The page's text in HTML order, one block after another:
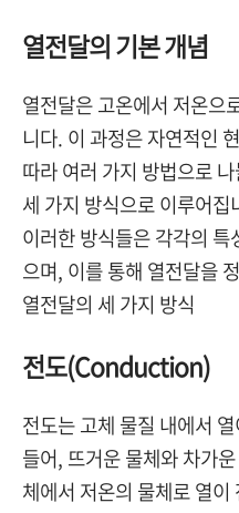
열전달의 기본 개념
열전달은 고온에서 저온으
니다. 이 과정은 자연적인
따라 여러 가지 방법으로
세 가지 방식으로 이루어
이러한 방식들은 각각의
으며, 이를 통해 열전달을
열전달의 세 가지 방식
전도(Conduction)
전도는 고체 물질 내에서
들어, 뜨거운 물체와 차가
체에서 저온의 물체로 열